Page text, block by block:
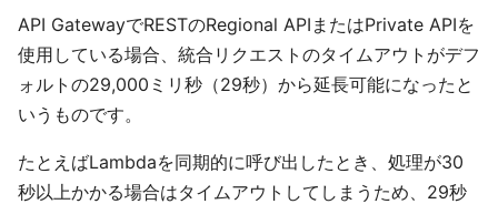
API GatewayでRESTのRegional APIまたはPrivate APIを
使用している場合、統合リクエストのタイムアウトがデフ
ォルトの29,000ミリ秒（29秒）から延長可能になったと
いうものです。
たとえばLambdaを同期的に呼び出したとき、処理が30
秒以上かかる場合はタイムアウトしてしまうため、29秒